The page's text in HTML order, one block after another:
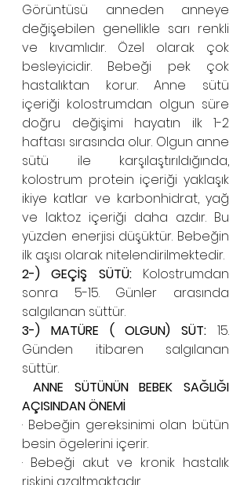
Görüntüsü anneden anneye
değişebilen genellikle sarı renkli
ve kıvamlıdır. Özel olarak çok
besleyicidir. Bebeği pek çok
hastalıktan korur. Anne sütü
içeriği kolostrumdan olgun süre
doğru değişimi hayatın ilk 1-2
haftası sırasında olur. Olgun anne
sütü ile karşılaştırıldığında,
kolostrum protein içeriği yaklaşık
ikiye katlar ve karbonhidrat, yağ
ve laktoz içeriği daha azdır. Bu
yüzden enerjisi düşüktür. Bebeğin
ilk aşısı olarak nitelendirilmektedir.
2-) GEÇİŞ SÜTÜ: Kolostrumdan
sonra 5-15. Günler arasında
salgılanan süttür.
3-) MATÜRE ( OLGUN) SÜT: 15.
Günden itibaren salgılanan
süttür.
AÇISINDAN ÖNEMİ
· Bebeğin gereksinimi olan bütün
besin ögelerini içerir.
· Bebeği akut ve kronik hastalık